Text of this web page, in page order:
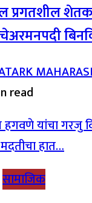
प्रगतशील
read
सामाजिक